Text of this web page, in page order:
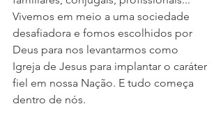
Vivemos em meio a uma sociedade
desafiadora e fomos escolhidos por
Deus para nos levantarmos como
Igreja de Jesus para implantar o caráter
fiel em nossa Nação. E tudo começa
dentro de nós.